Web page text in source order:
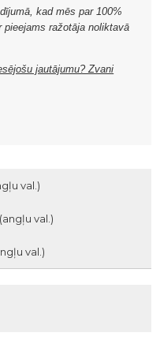
kad mēs par 100%
ražotāja noliktavā
jautājumu? Zvani
val.)
val.)
val.)